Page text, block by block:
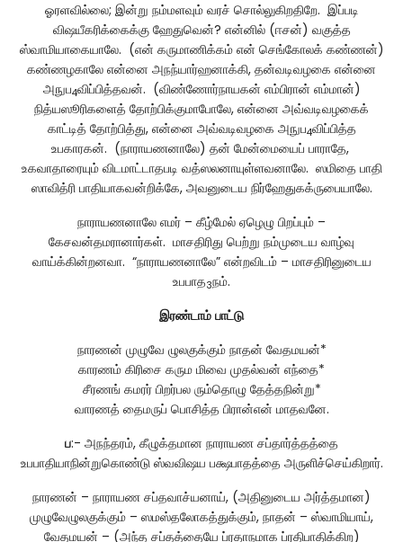
ஓரளவில்லை; இன்று நம்மளவும் வரச் சொல்லுகிறதிறே. இப்படி
விஷயீகரிக்கைக்கு ஹேதுவென்? என்னில் (ஈசன்) வகுத்த
ஸ்வாமியாகையாலே. (என் கருமாணிக்கம் என் செங்கோலக் கண்ணன்)
கண்ணழகாலே என்னை அநந்யார்ஹனாக்கி, தன்வடிவழகை என்னை
அநுப4விப்பித்தவன். (விண்ணோர்நாயகன் எம்பிரான் எம்மான்)
நித்யஸூரிகளைத் தோற்பிக்குமாபோலே, என்னை அவ்வடிவழகைக்
காட்டித் தோற்பித்து, என்னை அவ்வடிவழகை அநுப4விப்பித்த
உபகாரகன். (நாராயணனாலே) தன் மேன்மையைப் பாராதே,
உகவாதாரையும் விடமாட்டாதபடி வத்ஸலனாயுள்ளவனாலே. ஸமிதை பாதி
ஸாவித்ரி பாதியாகவன்றிக்கே, அவனுடைய நிர்ஹேதுகக்ருபையாலே.
நாராயணனாலே எமர் – கீழ்மேல் ஏழெழு பிறப்பும் –
கேசவன்தமரானார்கள். மாசதிரிது பெற்று நம்முடைய வாழ்வு
வாய்க்கின்றனவா. “நாராயணனாலே” என்றவிடம் – மாசதிரினுடைய
உபபாத3நம்.
இரண்டாம் பாட்டு
நாரணன் முழுவே ழுலகுக்கும் நாதன் வேதமயன்*
காரணம் கிரிசை கரும மிவை முதல்வன் எந்தை*
சீரணங் கமரர் பிறர்பல ரும்தொழு தேத்தநின்று*
வாரணத் தைமருப் பொசித்த பிரான்என் மாதவனே.
ப:- அநந்தரம், கீழுக்தமான நாராயண சப்தார்த்தத்தை
உபபாதியாநின்றுகொண்டு ஸ்வவிஷய பக்ஷபாதத்தை அருளிச்செய்கிறார்.
நாரணன் – நாராயண சப்தவாச்யனாய், (அதினுடைய அர்த்தமான)
முழுவேழுலகுக்கும் – ஸமஸ்தலோகத்துக்கும், நாதன் – ஸ்வாமியாய்,
வேதமயன் – (அந்த சப்தத்தையே ப்ரதாநமாக ப்ரதிபாதிக்கிற)